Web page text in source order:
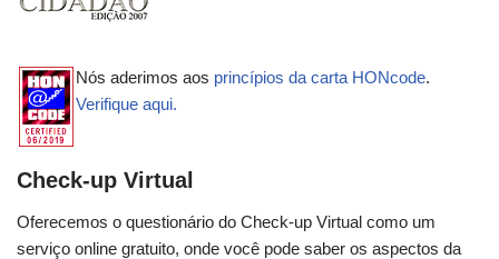
Nós aderimos aos princípios da carta HONcode.
Verifique aqui.
Check-up Virtual
Oferecemos o questionário do Check-up Virtual como um
serviço online gratuito, onde você pode saber os aspectos da